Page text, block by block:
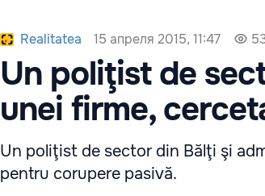
Realitatea 15 апреля 2015, 11:47
Un poliţist de
unei firme,
Un poliţist de sector din Bălţi şi
pentru corupere pasivă.